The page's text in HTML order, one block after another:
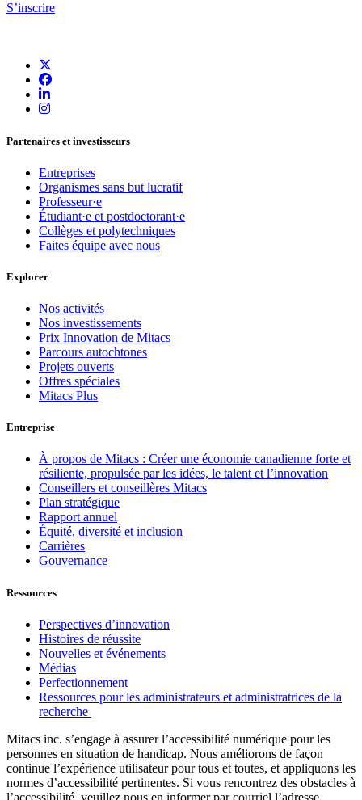
S’inscrire
Partenaires et investisseurs
Entreprises
Organismes sans but lucratif
Professeur·e
Étudiant·e et postdoctorant·e
Collèges et polytechniques
Faites équipe avec nous
Explorer
Nos activités
Nos investissements
Prix Innovation de Mitacs
Parcours autochtones
Projets ouverts
Offres spéciales
Mitacs Plus
Entreprise
À propos de Mitacs : Créer une économie canadienne forte et
résiliente, propulsée par les idées, le talent et l’innovation
Conseillers et conseillères Mitacs
Plan stratégique
Rapport annuel
Équité, diversité et inclusion
Carrières
Gouvernance
Ressources
Perspectives d’innovation
Histoires de réussite
Nouvelles et événements
Médias
Perfectionnement
Ressources pour les administrateurs et administratrices de la
recherche
Mitacs inc. s’engage à assurer l’accessibilité numérique pour les
personnes en situation de handicap. Nous améliorons de façon
continue l’expérience utilisateur pour tous et toutes, et appliquons les
normes d’accessibilité pertinentes. Si vous rencontrez des obstacles à
l’accessibilité, veuillez nous en informer par courriel l’adresse